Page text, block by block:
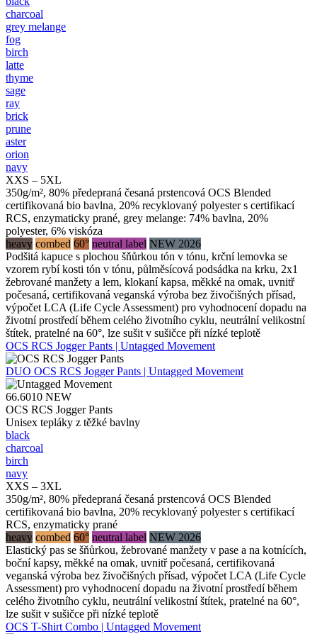
charcoal
grey melange
fog
birch
latte
thyme
sage
ray
brick
prune
aster
orion
navy
XXS – 5XL
350g/m², 80% předepraná česaná prstencová OCS Blended
certifikovaná bio bavlna, 20% recyklovaný polyester s certifikací
RCS, enzymaticky prané, grey melange: 74% bavlna, 20%
polyester, 6% viskóza
heavy combed 60° neutral label NEW 2026
Podšitá kapuce s plochou šňůrkou tón v tónu, krční lemovka se
vzorem rybí kosti tón v tónu, půlměsícová podsádka na krku, 2x1
žebrované manžety a lem, klokaní kapsa, měkké na omak, uvnitř
počesaná, certifikovaná veganská výroba bez živočišných přísad,
výpočet LCA (Life Cycle Assessment) pro vyhodnocení dopadu na
životní prostředí během celého životního cyklu, neutrální velikostní
štítek, pratelné na 60°, lze sušit v sušičce při nízké teplotě
OCS RCS Jogger Pants | Untagged Movement
DUO OCS RCS Jogger Pants | Untagged Movement
66.6010 NEW
OCS RCS Jogger Pants
Unisex tepláky z těžké bavlny
black
charcoal
birch
navy
XXS – 3XL
350g/m², 80% předepraná česaná prstencová OCS Blended
certifikovaná bio bavlna, 20% recyklovaný polyester s certifikací
RCS, enzymaticky prané
heavy combed 60° neutral label NEW 2026
Elastický pas se šňůrkou, žebrované manžety v pase a na kotnících,
boční kapsy, měkké na omak, uvnitř počesaná, certifikovaná
veganská výroba bez živočišných přísad, výpočet LCA (Life Cycle
Assessment) pro vyhodnocení dopadu na životní prostředí během
celého životního cyklu, neutrální velikostní štítek, pratelné na 60°,
lze sušit v sušičce při nízké teplotě
OCS T-Shirt Combo | Untagged Movement